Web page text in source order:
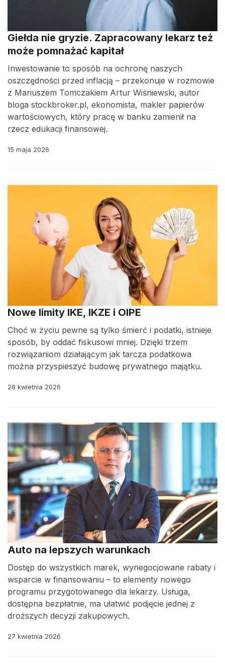
Giełda nie gryzie. Zapracowany lekarz też
może pomnażać kapitał
Inwestowanie to sposób na ochronę naszych
oszczędności przed inflacją – przekonuje w rozmowie
z Mariuszem Tomczakiem Artur Wiśniewski, autor
bloga stockbroker.pl, ekonomista, makler papierów
wartościowych, który pracę w banku zamienił na
rzecz edukacji finansowej.
15 maja 2026
Nowe limity IKE, IKZE i OIPE
Choć w życiu pewne są tylko śmierć i podatki, istnieje
sposób, by oddać fiskusowi mniej. Dzięki trzem
rozwiązaniom działającym jak tarcza podatkowa
można przyspieszyć budowę prywatnego majątku.
28 kwietnia 2026
Auto na lepszych warunkach
Dostęp do wszystkich marek, wynegocjowane rabaty i
wsparcie w finansowaniu – to elementy nowego
programu przygotowanego dla lekarzy. Usługa,
dostępna bezpłatnie, ma ułatwić podjęcie jednej z
droższych decyzji zakupowych.
27 kwietnia 2026